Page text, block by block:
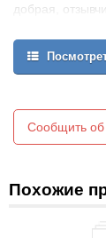
добрая,
б) «Сказка про
в) «Лягушка-
Сообщить
Похожие